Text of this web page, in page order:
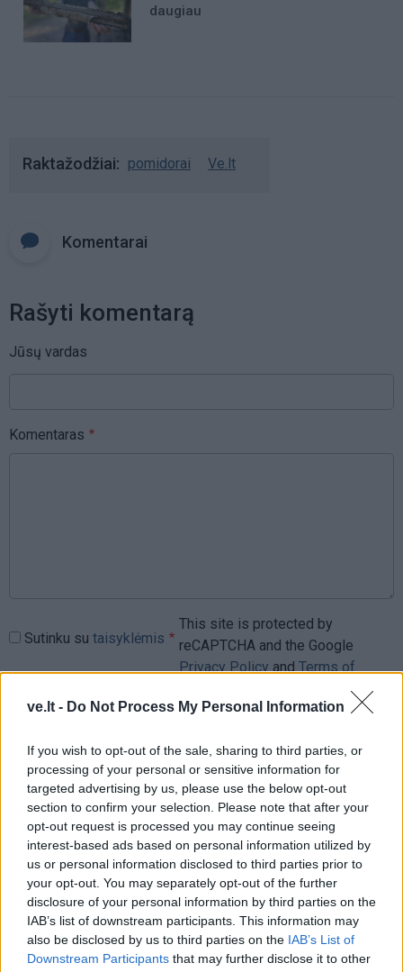
ve.lt - Do Not Process My Personal Information
If you wish to opt-out of the sale, sharing to third parties, or
processing of your personal or sensitive information for
targeted advertising by us, please use the below opt-out
section to confirm your selection. Please note that after your
opt-out request is processed you may continue seeing
interest-based ads based on personal information utilized by
us or personal information disclosed to third parties prior to
your opt-out. You may separately opt-out of the further
disclosure of your personal information by third parties on the
IAB’s list of downstream participants. This information may
also be disclosed by us to third parties on the IAB’s List of
Downstream Participants that may further disclose it to other
daugiau
Raktažodžiai pomidorai Ve.lt
Komentarai
Rašyti komentarą
Jūsų vardas
Komentaras
Sutinku su taisyklėmis
This site is protected by
reCAPTCHA and the Google
Privacy PolicyandTerms of